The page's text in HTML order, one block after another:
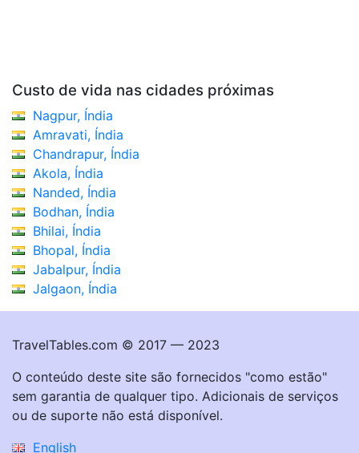
Custo de vida nas cidades próximas
Nagpur, Índia
Amravati, Índia
Chandrapur, Índia
Akola, Índia
Nanded, Índia
Bodhan, Índia
Bhilai, Índia
Bhopal, Índia
Jabalpur, Índia
Jalgaon, Índia
TravelTables.com © 2017 — 2023
O conteúdo deste site são fornecidos "como estão"
sem garantia de qualquer tipo. Adicionais de serviços
ou de suporte não está disponível.
English